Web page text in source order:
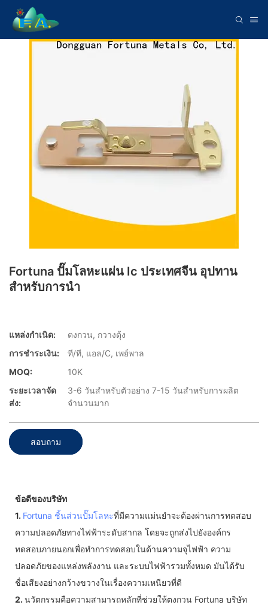
Fortuna ปั๊มโลหะแผ่น Ic ประเทศจีน อุปทาน
สำหรับการนำ
แหล่งกำเนิด:
ตงกวน, กวางตุ้ง
การชำระเงิน:
ที/ที, แอล/C, เพย์พาล
MOQ:
10K
ระยะเวลาจัด
ส่ง:
3-6 วันสำหรับตัวอย่าง 7-15 วันสำหรับการผลิต
จำนวนมาก
สอบถาม
ข้อดีของบริษัท
1. Fortuna ชิ้นส่วนปั๊มโลหะที่มีความแม่นยำจะต้องผ่านการทดสอบ
ความปลอดภัยทางไฟฟ้าระดับสากล โดยจะถูกส่งไปยังองค์กร
ทดสอบภายนอกเพื่อทำการทดสอบในด้านความจุไฟฟ้า ความ
ปลอดภัยของแหล่งพลังงาน และระบบไฟฟ้ารวมทั้งหมด มันได้รับ
ชื่อเสียงอย่างกว้างขวางในเรื่องความเหนียวที่ดี
2. นวัตกรรมคือความสามารถหลักที่ช่วยให้ตงกวน Fortuna บริษัท